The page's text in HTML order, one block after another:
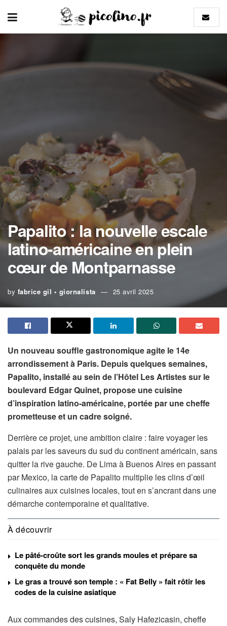
Papalito : la nouvelle escale
latino-américaine en plein
cœur de Montparnasse
by fabrice gil • giornalista 25 avril 2025
Un nouveau souffle gastronomique agite le 14e
arrondissement à Paris. Depuis quelques semaines,
Papalito, installé au sein de l’Hôtel Les Artistes sur le
boulevard Edgar Quinet, propose une cuisine
d’inspiration latino-américaine, portée par une cheffe
prometteuse et un cadre soigné.
Derrière ce projet, une ambition claire : faire voyager les
palais par les saveurs du sud du continent américain, sans
quitter la rive gauche. De Lima à Buenos Aires en passant
par Mexico, la carte de Papalito multiplie les clins d’œil
culinaires aux cuisines locales, tout en s’ancrant dans une
démarche contemporaine et qualitative.
À découvrir
Le pâté-croûte sort les grands moules et prépare sa
conquête du monde
Le gras a trouvé son temple : « Fat Belly » fait rôtir les
codes de la cuisine asiatique
Aux commandes des cuisines, Saly Hafezicasin, cheffe